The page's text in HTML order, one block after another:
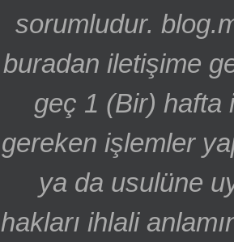
sorumludur.
buradan iletişime
geç 1 (Bir) hafta
gereken işlemler
ya da usulüne
hakları ihlali